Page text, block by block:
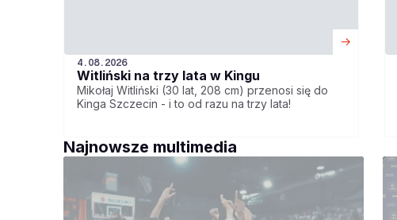
4.08.2026
Witliński na trzy lata w Kingu
Mikołaj Witliński (30 lat, 208 cm) przenosi się do
Kinga Szczecin - i to od razu na trzy lata!
Najnowsze multimedia